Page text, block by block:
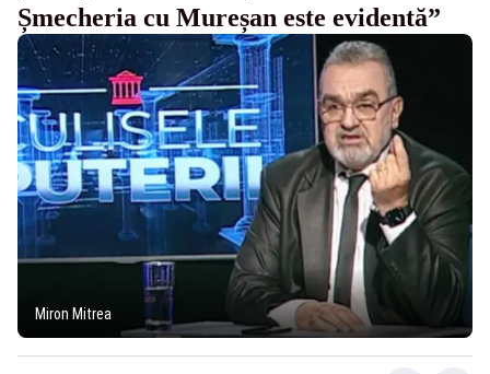
Șmecheria cu Mureșan este evidentă”
Miron Mitrea